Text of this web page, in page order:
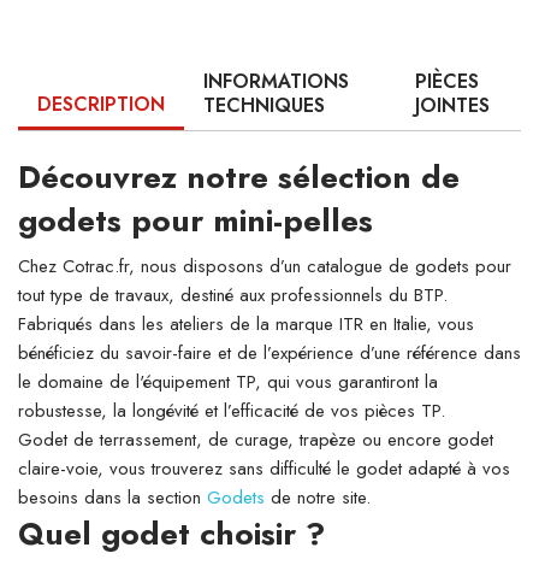
DESCRIPTION
INFORMATIONS
TECHNIQUES
PIÈCES
JOINTES
Découvrez notre sélection de
godets pour mini-pelles
Chez Cotrac.fr, nous disposons d’un catalogue de godets pour
tout type de travaux, destiné aux professionnels du BTP.
Fabriqués dans les ateliers de la marque ITR en Italie, vous
bénéficiez du savoir-faire et de l’expérience d’une référence dans
le domaine de l'équipement TP, qui vous garantiront la
robustesse, la longévité et l’efficacité de vos pièces TP.
Godet de terrassement, de curage, trapèze ou encore godet
claire-voie, vous trouverez sans difficulté le godet adapté à vos
besoins dans la section Godets de notre site.
Quel godet choisir ?